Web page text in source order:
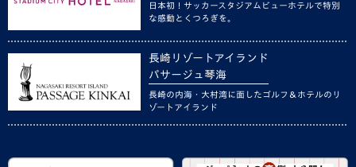
日本初！サッカースタジアムビューホテルで特別
な感動とくつろぎを。
長崎リゾートアイランド
パサージュ琴海
長崎の内海・大村湾に面したゴルフ＆ホテルのリ
ゾートアイランド